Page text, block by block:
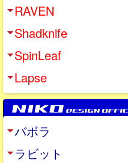
RAVEN
Shadknife
SpinLeaf
Lapse
バボラ
ラビット